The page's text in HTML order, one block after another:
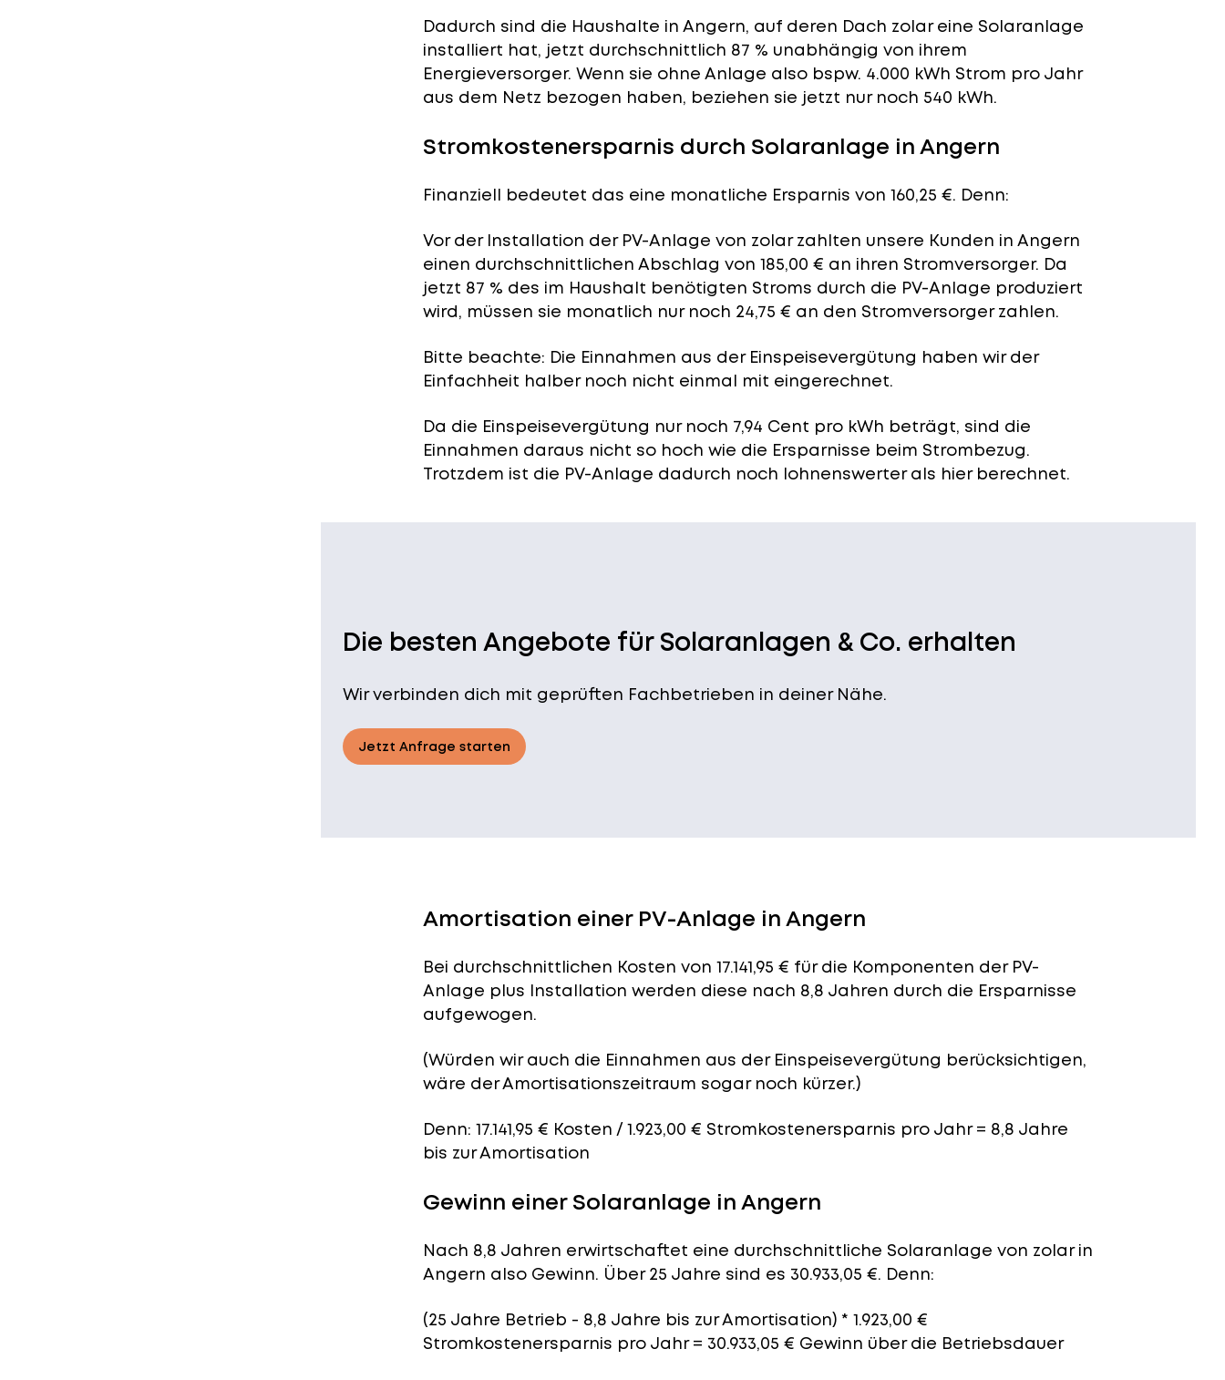
Dadurch sind die Haushalte in Angern, auf deren Dach zolar eine Solaranlage
installiert hat, jetzt durchschnittlich 87 % unabhängig von ihrem
Energieversorger. Wenn sie ohne Anlage also bspw. 4.000 kWh Strom pro Jahr
aus dem Netz bezogen haben, beziehen sie jetzt nur noch 540 kWh.
Stromkostenersparnis durch Solaranlage in Angern
Finanziell bedeutet das eine monatliche Ersparnis von 160,25 €. Denn:
Vor der Installation der PV-Anlage von zolar zahlten unsere Kunden in Angern
einen durchschnittlichen Abschlag von 185,00 € an ihren Stromversorger. Da
jetzt 87 % des im Haushalt benötigten Stroms durch die PV-Anlage produziert
wird, müssen sie monatlich nur noch 24,75 € an den Stromversorger zahlen.
Bitte beachte: Die Einnahmen aus der Einspeisevergütung haben wir der
Einfachheit halber noch nicht einmal mit eingerechnet.
Da die Einspeisevergütung nur noch 7,94 Cent pro kWh beträgt, sind die
Einnahmen daraus nicht so hoch wie die Ersparnisse beim Strombezug.
Trotzdem ist die PV-Anlage dadurch noch lohnenswerter als hier berechnet.
Die besten Angebote für Solaranlagen & Co. erhalten
Wir verbinden dich mit geprüften Fachbetrieben in deiner Nähe.
Jetzt Anfrage starten
Amortisation einer PV-Anlage in Angern
Bei durchschnittlichen Kosten von 17.141,95 € für die Komponenten der PV-
Anlage plus Installation werden diese nach 8,8 Jahren durch die Ersparnisse
aufgewogen.
(Würden wir auch die Einnahmen aus der Einspeisevergütung berücksichtigen,
wäre derAmortisationszeitraum sogar noch kürzer.)
Denn: 17.141,95 € Kosten / 1.923,00 € Stromkostenersparnis pro Jahr = 8,8 Jahre
bis zur Amortisation
Gewinn einer Solaranlage in Angern
Nach 8,8 Jahren erwirtschaftet eine durchschnittliche Solaranlage von zolar in
Angern also Gewinn. Über 25 Jahre sind es 30.933,05 €. Denn:
(25 Jahre Betrieb - 8,8 Jahre bis zur Amortisation) * 1.923,00 €
Stromkostenersparnis pro Jahr = 30.933,05 € Gewinn über die Betriebsdauer